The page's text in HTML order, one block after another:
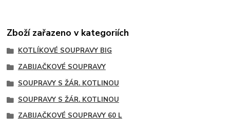
Zboží zařazeno v kategoriích
KOTLÍKOVÉ SOUPRAVY BIG
ZABIJAČKOVÉ SOUPRAVY
SOUPRAVY S ŽÁR. KOTLINOU
SOUPRAVY S ŽÁR. KOTLINOU
ZABIJAČKOVÉ SOUPRAVY 60 L